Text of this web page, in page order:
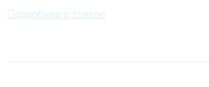
Подробнее о товаре